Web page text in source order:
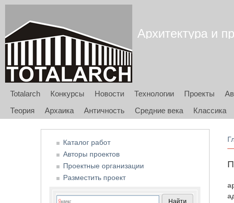
Архитектура и
Totalarch Конкурсы Новости Технологии Проекты
Теория
Архаика Античность Средние века Классика
Каталог работ
Авторы проектов
Проектные организации
Разместить проект